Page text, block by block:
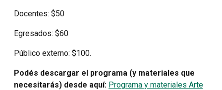
Docentes: $50
Egresados: $60
Público externo: $100.
Podés descargar el programa (y materiales que
necesitarás) desde aquí: Programa y materiales Arte